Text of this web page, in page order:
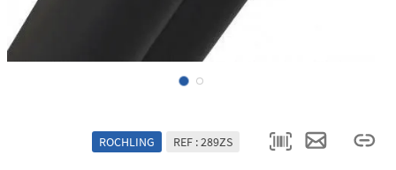
ROCHLING REF : 289ZS